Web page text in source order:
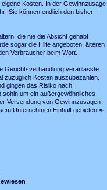
Kosten. In der Gewinnzusage
Sie können endlich den bisher
die nie die Absicht gehabt
sogar die Hilfe angeboten, älteren
Verbraucher beim Wort.
Gerichtsverhandlung veranlasste
zuzüglich Kosten auszubezahlen.
gingen das Risiko nach
um ein außergewöhnliches
Versendung von Gewinnzusagen
Unternehmen Einhalt gebieten. <-